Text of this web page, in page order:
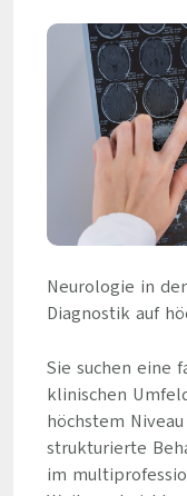
Neurologie in
Diagnostik auf
Sie suchen eine
klinischen
höchstem
strukturierte
im